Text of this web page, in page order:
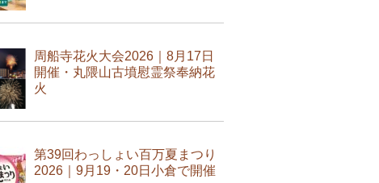
周船寺花火大会2026｜8月17日
開催・丸隈山古墳慰霊祭奉納花
火
第39回わっしょい百万夏まつり
2026｜9月19・20日小倉で開催